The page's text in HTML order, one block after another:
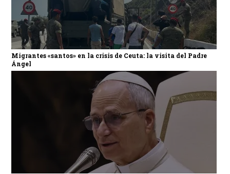
Migrantes «santos» en la crisis de Ceuta: la visita del Padre
Ángel